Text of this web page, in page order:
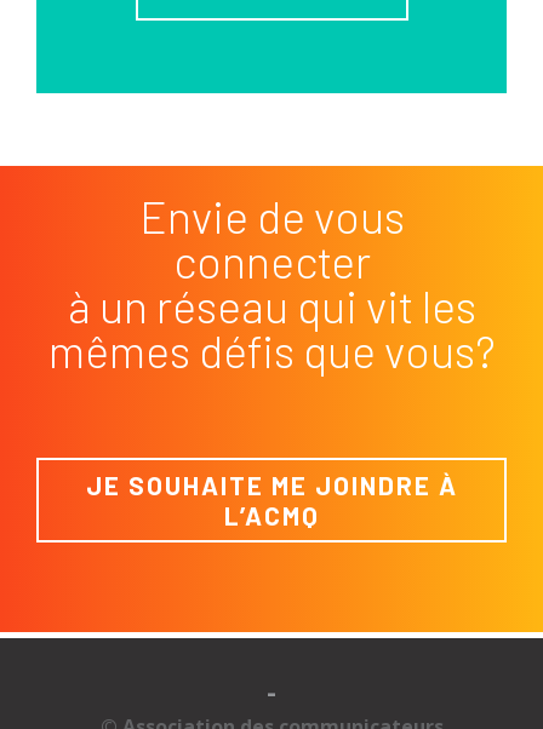
Envie de vous
connecter
à un réseau qui vit les
mêmes défis que vous?
JE SOUHAITE ME JOINDRE À
L’ACMQ
-